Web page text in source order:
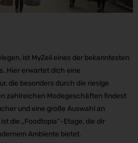
ist MyZeil eines der bekanntesten
Hier erwartet dich eine
die besonders durch die riesige
zahlreichen Modegeschäften findest
und eine große Auswahl an
die „Foodtopia“-Etage, die dir
Ambiente bietet.